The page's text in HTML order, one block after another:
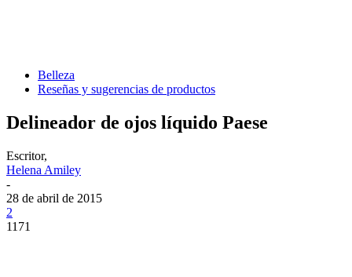
Belleza
Reseñas y sugerencias de productos
Delineador de ojos líquido Paese
Escritor,
Helena Amiley
-
28 de abril de 2015
2
1171